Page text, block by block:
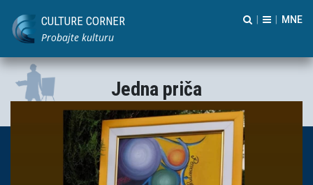
CULTURE CORNER
Probajte kulturu
Jedna priča